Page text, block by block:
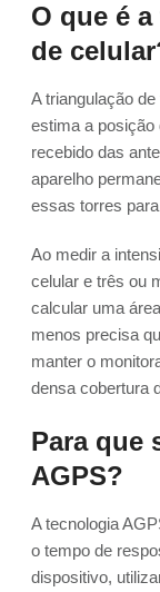
O que é
de
A triangulação
estima a posição
recebido das
aparelho
essas torres
Ao medir a
celular e três ou
calcular uma
menos precisa
manter o
densa cobertura
Para que
AGPS?
A tecnologia
o tempo de
dispositivo,